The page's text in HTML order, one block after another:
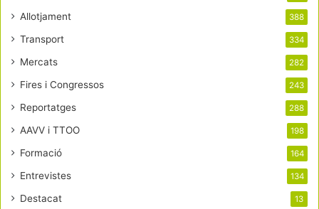
Allotjament 388
Transport 334
Mercats 282
Fires i Congressos 243
Reportatges 288
AAVV i TTOO 198
Formació 164
Entrevistes 134
Destacat 13